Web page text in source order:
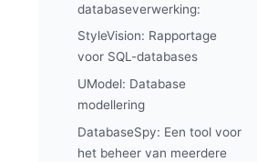
databaseverwerking:
StyleVision: Rapportage
voor SQL-databases
UModel: Database
modellering
DatabaseSpy: Een tool voor
het beheer van meerdere